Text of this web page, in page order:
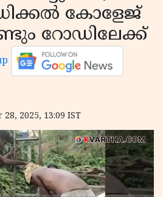
കോളേജ്
റോഡിലേക്ക്
28, 2025, 13:09 IST